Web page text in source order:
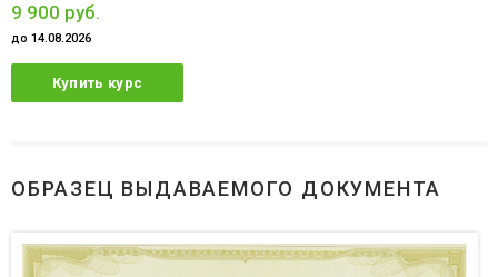
9 900 руб.
до 14.08.2026
Купить курс
ОБРАЗЕЦ ВЫДАВАЕМОГО ДОКУМЕНТА